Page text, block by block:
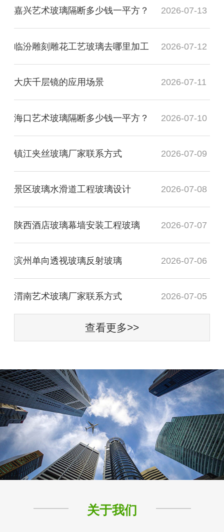
嘉兴艺术玻璃隔断多少钱一平方？ 2026-07-13
临汾雕刻雕花工艺玻璃去哪里加工 2026-07-12
大庆千层镜的应用场景 2026-07-11
海口艺术玻璃隔断多少钱一平方？ 2026-07-10
镇江夹丝玻璃厂家联系方式 2026-07-09
景区玻璃水滑道工程玻璃设计 2026-07-08
陕西酒店玻璃幕墙安装工程玻璃 2026-07-07
滨州单向透视玻璃反射玻璃 2026-07-06
渭南艺术玻璃厂家联系方式 2026-07-05
查看更多>>
关于我们